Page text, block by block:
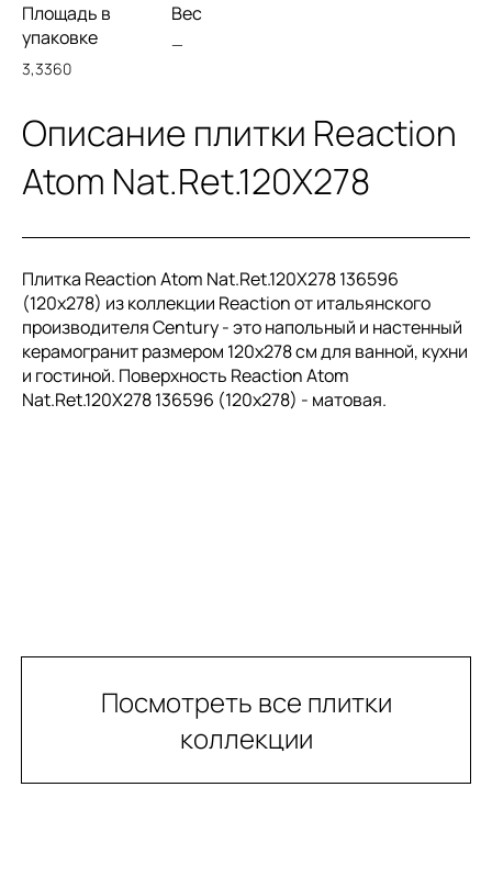
Площадь в
упаковке
3,3360
Вес
—
Описание плитки Reaction
Atom Nat.Ret.120X278
Плитка Reaction Atom Nat.Ret.120X278 136596
(120x278) из коллекции Reaction от итальянского
производителя Century - это напольный и настенный
керамогранит размером 120x278 см для ванной, кухни
и гостиной. Поверхность Reaction Atom
Nat.Ret.120X278 136596 (120x278) - матовая.
Посмотреть все плитки
коллекции